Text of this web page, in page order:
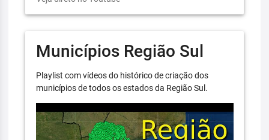
Municípios Região Sul
Playlist com vídeos do histórico de criação dos
municípios de todos os estados da Região Sul.